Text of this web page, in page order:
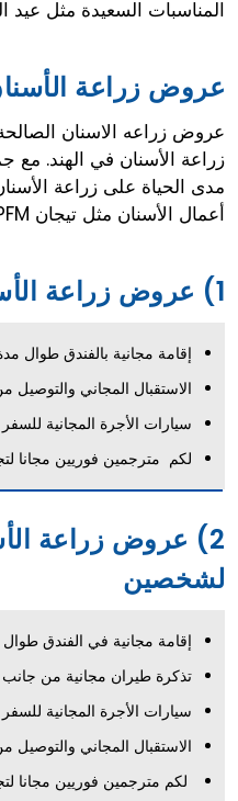
المناسبات السعيدة مثل عيد
عروض زراعة
عروض زراعه الاسنان
زراعة الأسنان في الهند. مع
أعمال الأسنان مثل تيجان PFM زركونيا
1) عروض زراعة الأسنان بالفم الكامل
إقامة مجانية بالفندق طوال
الاستقبال المجاني والتوصيل
سيارات الأجرة المجانية
لكم مترجمين فوريين مجانا
2) عروض زراعة
لشخصين
إقامة مجانية في الفندق طوال
تذكرة طيران مجانية من
سيارات الأجرة المجانية
الاستقبال المجاني والتوصيل
لكم مترجمين فوريين مجانا